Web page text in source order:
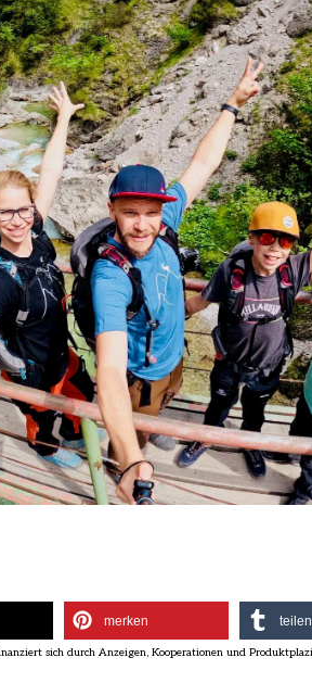
merken teilen